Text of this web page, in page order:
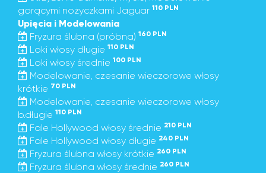
gorącymi nożyczkami Jaguar 110 PLN
Upięcia i Modelowania
Fryzura ślubna (próbna) 160 PLN
Loki włosy długie 110 PLN
Loki włosy średnie 100 PLN
Modelowanie, czesanie wieczorowe włosy
krótkie 70 PLN
Modelowanie, czesanie wieczorowe włosy
b.długie 110 PLN
Fale Hollywood włosy średnie 210 PLN
Fale Hollywood włosy długie 240 PLN
Fryzura ślubna włosy krótkie 260 PLN
Fryzura ślubna włosy średnie 260 PLN